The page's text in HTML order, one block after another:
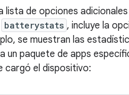
lista de opciones adicionales
batterystats , incluye la
se muestran las
un paquete de apps
cargó el dispositivo: